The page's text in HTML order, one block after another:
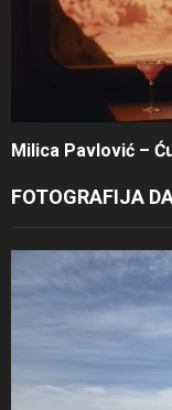
Milica Pavlović –
FOTOGRAFIJA